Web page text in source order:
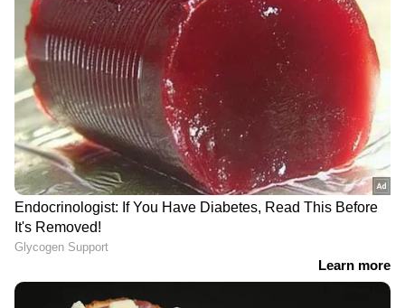
ഷമി സോഷ്യല്‍ മീഡിയയില്‍ കുറിച്ചിട്ടതിങ്ങനെ..
''കരുത്തോടെ ഗ്രൗണ്ടിലേക്ക് തിരിച്ചെത്താന്‍
നിങ്ങള്‍ക്ക് സാധിക്കും. അടുത്ത മത്സരത്തില്‍
ഉന്നതിയിലെത്തിക്കൂ.'' ഷമി കുറിച്ചിട്ടു. പോസ്റ്റ്
RECOMMENDED STORIES